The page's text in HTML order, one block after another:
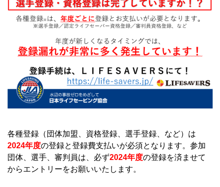
各種登録（団体加盟、資格登録、選手登録、など）は
2024年度の登録と登録費支払いが必須となります。参加
団体、選手、審判員は、必ず2024年度の登録を済ませて
からエントリーをお願いいたします。